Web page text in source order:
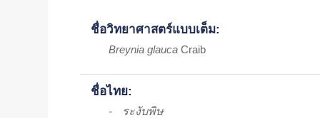
ชื่อวิทยาศาสตร์แบบเต็ม:
Breynia glauca Craib
ชื่อไทย:
- ระงับพิษ